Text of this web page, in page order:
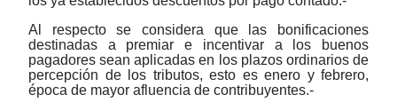
Al respecto se considera que las bonificaciones
destinadas a premiar e incentivar a los buenos
pagadores sean aplicadas en los plazos ordinarios de
percepción de los tributos, esto es enero y febrero,
época de mayor afluencia de contribuyentes.-